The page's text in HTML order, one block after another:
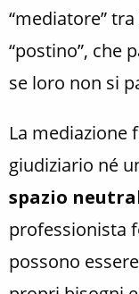
“mediatore”
“postino”, che
se loro non si
La mediazione
giudiziario né
spazio
professionista
possono